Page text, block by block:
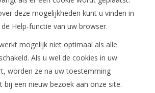
deze mogelijkheden kunt u vinden in
Help-functie van uw browser.
mogelijk niet optimaal als alle
Als u wel de cookies in uw
worden ze na uw toestemming
bij een nieuw bezoek aan onze site.